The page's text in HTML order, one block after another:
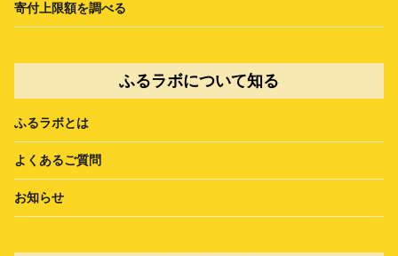
寄付上限額を調べる
ふるラボについて知る
ふるラボとは
よくあるご質問
お知らせ